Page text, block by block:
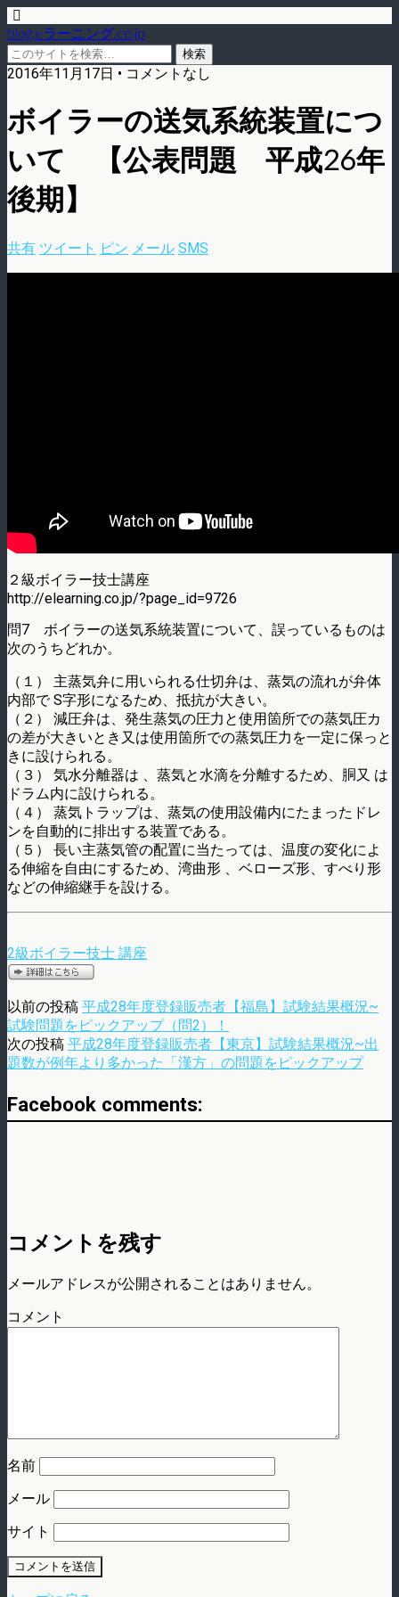
blog.eラーニング.co.jp
2016年11月17日 • コメントなし
ボイラーの送気系統装置につ
いて 【公表問題 平成26年
後期】
共有 ツイート ピン メール SMS
２級ボイラー技士講座
http://elearning.co.jp/?page_id=9726
問7 ボイラーの送気系統装置について、誤っているものは
次のうちどれか。
（１） 主蒸気弁に用いられる仕切弁は、蒸気の流れが弁体
内部で S字形になるため、抵抗が大きい。
（２） 減圧弁は、発生蒸気の圧力と使用箇所での蒸気圧カ
の差が大きいとき又は使用箇所での蒸気圧力を一定に保っと
きに設けられる。
（３） 気水分離器は 、蒸気と水滴を分離するため、胴又 は
ドラム内に設けられる。
（４） 蒸気トラップは、蒸気の使用設備内にたまったドレ
ンを自動的に排出する装置である。
（５） 長い主蒸気管の配置に当たっては、温度の変化によ
る伸縮を自由にするため、湾曲形 、ベローズ形、すべり形
などの伸縮継手を設ける。
2級ボイラー技士 講座
以前の投稿 平成28年度登録販売者【福島】試験結果概況~
試験問題をピックアップ（問2）！
次の投稿 平成28年度登録販売者【東京】試験結果概況~出
題数が例年より多かった「漢方」の問題をピックアップ
Facebook comments:
コメントを残す
メールアドレスが公開されることはありません。
コメント
名前
メール
サイト